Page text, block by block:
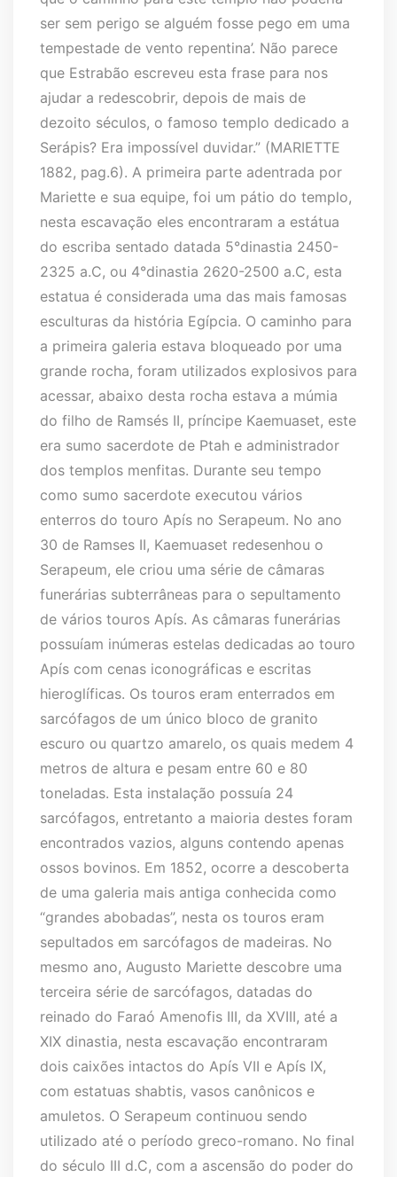
ser sem perigo se alguém fosse pego em uma
tempestade de vento repentina’. Não parece
que Estrabão escreveu esta frase para nos
ajudar a redescobrir, depois de mais de
dezoito séculos, o famoso templo dedicado a
Serápis? Era impossível duvidar.” (MARIETTE
1882, pag.6). A primeira parte adentrada por
Mariette e sua equipe, foi um pátio do templo,
nesta escavação eles encontraram a estátua
do escriba sentado datada 5°dinastia 2450-
2325 a.C, ou 4°dinastia 2620-2500 a.C, esta
estatua é considerada uma das mais famosas
esculturas da história Egípcia. O caminho para
a primeira galeria estava bloqueado por uma
grande rocha, foram utilizados explosivos para
acessar, abaixo desta rocha estava a múmia
do filho de Ramsés II, príncipe Kaemuaset, este
era sumo sacerdote de Ptah e administrador
dos templos menfitas. Durante seu tempo
como sumo sacerdote executou vários
enterros do touro Apís no Serapeum. No ano
30 de Ramses II, Kaemuaset redesenhou o
Serapeum, ele criou uma série de câmaras
funerárias subterrâneas para o sepultamento
de vários touros Apís. As câmaras funerárias
possuíam inúmeras estelas dedicadas ao touro
Apís com cenas iconográficas e escritas
hieroglíficas. Os touros eram enterrados em
sarcófagos de um único bloco de granito
escuro ou quartzo amarelo, os quais medem 4
metros de altura e pesam entre 60 e 80
toneladas. Esta instalação possuía 24
sarcófagos, entretanto a maioria destes foram
encontrados vazios, alguns contendo apenas
ossos bovinos. Em 1852, ocorre a descoberta
de uma galeria mais antiga conhecida como
“grandes abobadas”, nesta os touros eram
sepultados em sarcófagos de madeiras. No
mesmo ano, Augusto Mariette descobre uma
terceira série de sarcófagos, datadas do
reinado do Faraó Amenofis III, da XVIII, até a
XIX dinastia, nesta escavação encontraram
dois caixões intactos do Apís VII e Apís IX,
com estatuas shabtis, vasos canônicos e
amuletos. O Serapeum continuou sendo
utilizado até o período greco-romano. No final
do século III d.C, com a ascensão do poder do